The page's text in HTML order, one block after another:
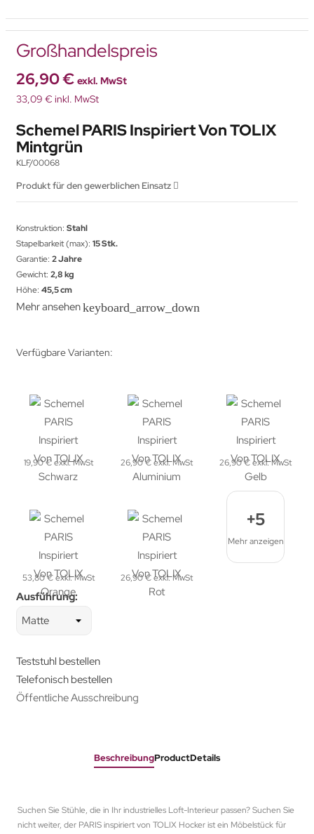
Großhandelspreis
26,90 € exkl. MwSt
33,09 € inkl. MwSt
Schemel PARIS Inspiriert Von TOLIX
Mintgrün
KLF/00068
Produkt für den gewerblichen Einsatz
Konstruktion: Stahl
Stapelbarkeit (max): 15 Stk.
Garantie: 2 Jahre
Gewicht: 2,8 kg
Höhe: 45,5 cm
Mehr ansehenkeyboard_arrow_down
Verfügbare Varianten:
19,90 € exkl. MwSt 26,90 € exkl. MwSt 26,90 € exkl. MwSt
53,80 € exkl. MwSt 26,90 € exkl. MwSt
+5
Mehr anzeigen
Ausführung:
Teststuhl bestellen
Telefonisch bestellen
Öffentliche Ausschreibung
BeschreibungProductDetails
Suchen Sie Stühle, die in Ihr industrielles Loft-Interieur passen? Suchen Sie
nicht weiter, der PARIS inspiriert von TOLIX Hocker ist ein Möbelstück für